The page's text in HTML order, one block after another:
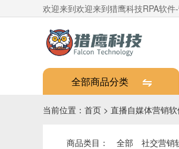
欢迎来到欢迎来到猎鹰科技RPA软
全部商品分类
当前位置： 首页 > 直播自媒体营销
商品类目： 全部 社交营销